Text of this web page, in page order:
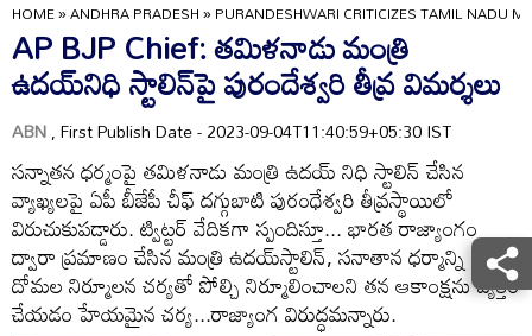
HOME»ANDHRA PRADESH»PURANDESHWARI CRITICIZES TAMIL NADU
AP BJP Chief: తమిళనాడు మంత్రి
ఉదయ్‌నిధి స్టాలిన్‌పై పురందేశ్వరి తీవ్ర విమర్శలు
ABN, First Publish Date - 2023-09-04T11:40:59+05:30 IST
సన్నాతన ధర్మంపై తమిళనాడు మంత్రి ఉదయ్‌ నిధి స్టాలిన్ చేసిన
వ్యాఖ్యలపై ఏపీ బీజేపీ చీఫ్ దగ్గుబాటి పురంధేశ్వరి తీవ్రస్థాయిలో
విరుచుకుపడ్డారు. ట్విట్టర్ వేదికగా స్పందిస్తూ... భారత రాజ్యాంగం
ద్వారా ప్రమాణం చేసిన మంత్రి ఉదయ్‌స్టాలిన్, సనాతాన ధర్మాన్ని
దోమల నిర్మూలన చర్యతో పోల్చి నిర్మూలించాలని తన ఆకాంక్షను వ్యక్తం
చేయడం హేయమైన చర్య...రాజ్యాంగ విరుద్ధమన్నారు.